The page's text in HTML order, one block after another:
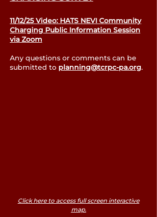
11/12/25 Video: HATS NEVI Community
Charging Public Information Session
via Zoom
Any questions or comments can be
submitted to planning@tcrpc-pa.org.
Click here to access full screen interactive
map.